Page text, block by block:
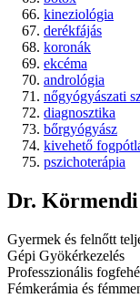
kineziológia
derékfájás
koronák
ekcéma
andrológia
nőgyógyászati
diagnosztika
bőrgyógyász
kivehető
pszichoterápia
Dr.
Gyermek és felnőtt
Gépi Gyökérkezelés
Professzionális
Fémkerámia és